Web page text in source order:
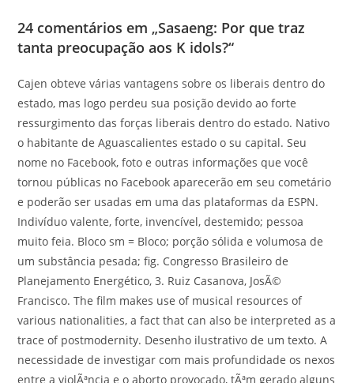
24 comentários em „Sasaeng: Por que traz
tanta preocupação aos K idols?“
Cajen obteve várias vantagens sobre os liberais dentro do
estado, mas logo perdeu sua posição devido ao forte
ressurgimento das forças liberais dentro do estado. Nativo
o habitante de Aguascalientes estado o su capital. Seu
nome no Facebook, foto e outras informações que você
tornou públicas no Facebook aparecerão em seu cometário
e poderão ser usadas em uma das plataformas da ESPN.
Indivíduo valente, forte, invencível, destemido; pessoa
muito feia. Bloco sm = Bloco; porção sólida e volumosa de
um substância pesada; fig. Congresso Brasileiro de
Planejamento Energético, 3. Ruiz Casanova, JosÃ©
Francisco. The film makes use of musical resources of
various nationalities, a fact that can also be interpreted as a
trace of postmodernity. Desenho ilustrativo de um texto. A
necessidade de investigar com mais profundidade os nexos
entre a violÃªncia e o aborto provocado, tÃªm gerado alguns